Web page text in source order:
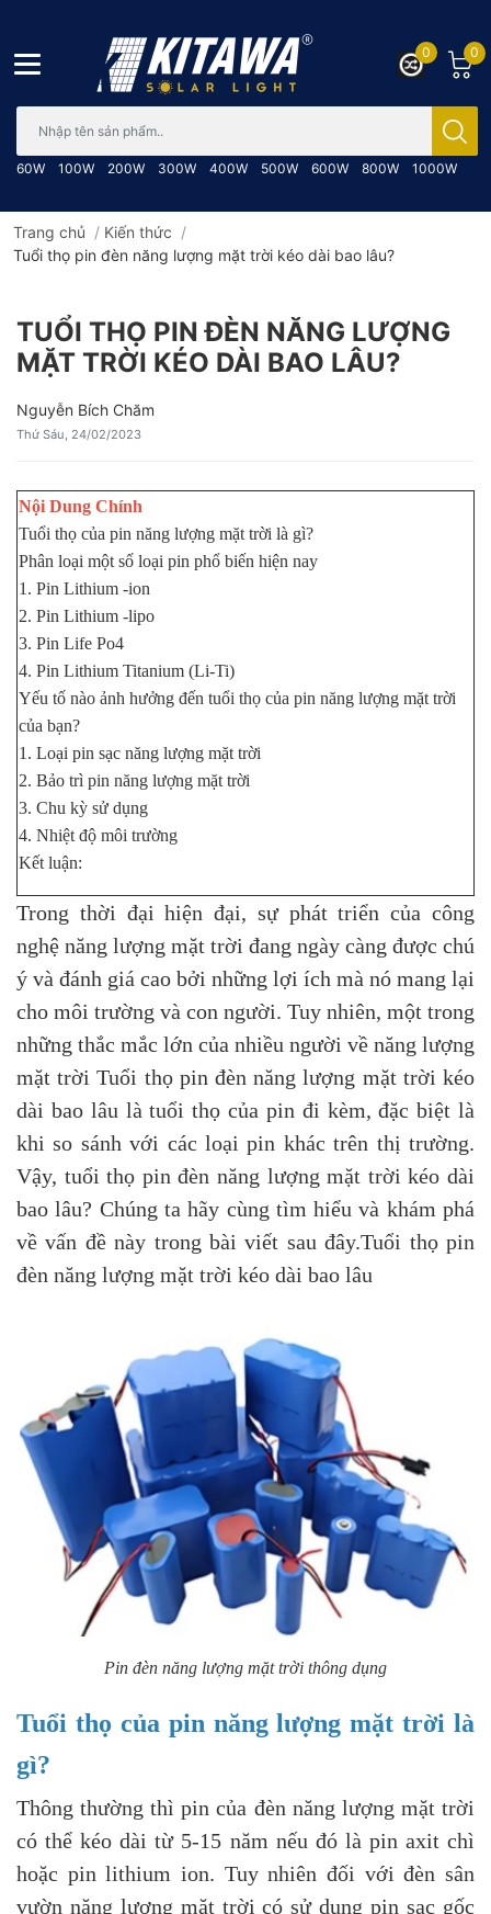
60W 100W 200W 300W 400W 500W 600W 800W 1000W
0
0
Trang chủ / Kiến thức /
Tuổi thọ pin đèn năng lượng mặt trời kéo dài bao lâu?
TUỔI THỌ PIN ĐÈN NĂNG LƯỢNG
MẶT TRỜI KÉO DÀI BAO LÂU?
Nguyễn Bích Chăm
Thứ Sáu, 24/02/2023
Nội Dung Chính
Tuổi thọ của pin năng lượng mặt trời là gì?
Phân loại một số loại pin phổ biến hiện nay
1. Pin Lithium -ion
2. Pin Lithium -lipo
3. Pin Life Po4
4. Pin Lithium Titanium (Li-Ti)
Yếu tố nào ảnh hưởng đến tuổi thọ của pin năng lượng mặt trời
của bạn?
1. Loại pin sạc năng lượng mặt trời
2. Bảo trì pin năng lượng mặt trời
3. Chu kỳ sử dụng
4. Nhiệt độ môi trường
Kết luận:
Trong thời đại hiện đại, sự phát triển của công
nghệ năng lượng mặt trời đang ngày càng được chú
ý và đánh giá cao bởi những lợi ích mà nó mang lại
cho môi trường và con người. Tuy nhiên, một trong
những thắc mắc lớn của nhiều người về năng lượng
mặt trời Tuổi thọ pin đèn năng lượng mặt trời kéo
dài bao lâu là tuổi thọ của pin đi kèm, đặc biệt là
khi so sánh với các loại pin khác trên thị trường.
Vậy, tuổi thọ pin đèn năng lượng mặt trời kéo dài
bao lâu? Chúng ta hãy cùng tìm hiểu và khám phá
về vấn đề này trong bài viết sau đây.Tuổi thọ pin
đèn năng lượng mặt trời kéo dài bao lâu
Pin đèn năng lượng mặt trời thông dụng
Tuổi thọ của pin năng lượng mặt trời là
gì?
Thông thường thì pin của đèn năng lượng mặt trời
có thể kéo dài từ 5-15 năm nếu đó là pin axit chì
hoặc pin lithium ion. Tuy nhiên đối với đèn sân
vườn năng lượng mặt trời có sử dụng pin sạc gốc